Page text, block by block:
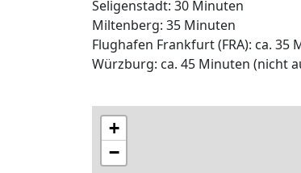
Seligenstadt: 30 Minuten
Miltenberg: 35 Minuten
Flughafen Frankfurt (FRA): ca. 35
Würzburg: ca. 45 Minuten (nicht
+
−